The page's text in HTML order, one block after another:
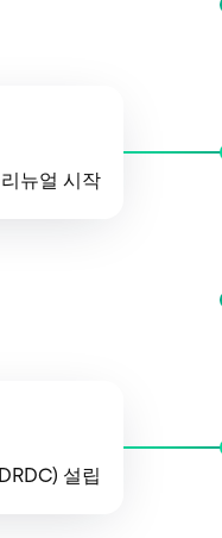
리뉴얼 시작
설립